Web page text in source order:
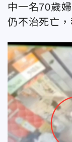
中一名70歲
仍不治死亡